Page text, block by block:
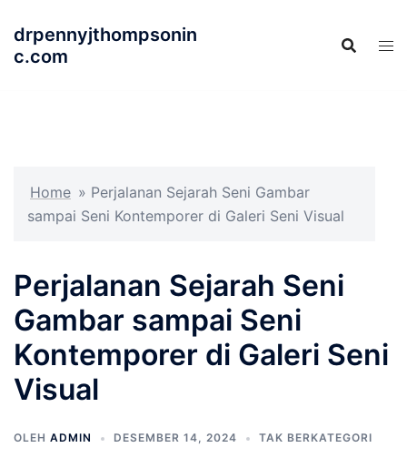
kedrpennyjthompsonin
c.com
Home » Perjalanan Sejarah Seni Gambar
sampai Seni Kontemporer di Galeri Seni Visual
Perjalanan Sejarah Seni
Gambar sampai Seni
Kontemporer di Galeri Seni
Visual
OLEH ADMIN DESEMBER 14, 2024 TAK BERKATEGORI